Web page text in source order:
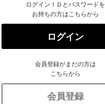
ログインＩＤとパスワードを
お持ちの方はこちらから
ログイン
会員登録がまだの方は
こちらから
会員登録